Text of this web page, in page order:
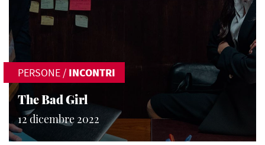
PERSONE / INCONTRI
The Bad Girl
12 dicembre 2022